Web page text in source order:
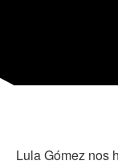
Lula Gómez nos